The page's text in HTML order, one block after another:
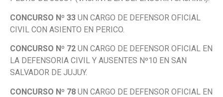
CONCURSO Nº 33 UN CARGO DE DEFENSOR OFICIAL
CIVIL CON ASIENTO EN PERICO.
CONCURSO Nº 72 UN CARGO DE DEFENSOR OFICIAL EN
LA DEFENSORIA CIVIL Y AUSENTES Nº10 EN SAN
SALVADOR DE JUJUY.
CONCURSO Nº 78 UN CARGO DE DEFENSOR OFICIAL EN